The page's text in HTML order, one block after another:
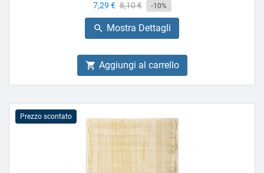
Prezzo
7,29 € Prezzo
base
8,10 € -10%
 Mostra Dettagli
 Aggiungi al carrello
Prezzo scontato